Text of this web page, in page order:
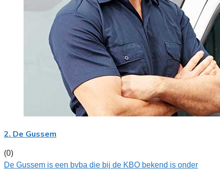
2. De Gussem
(0)
De Gussem is een bvba die bij de KBO bekend is onder